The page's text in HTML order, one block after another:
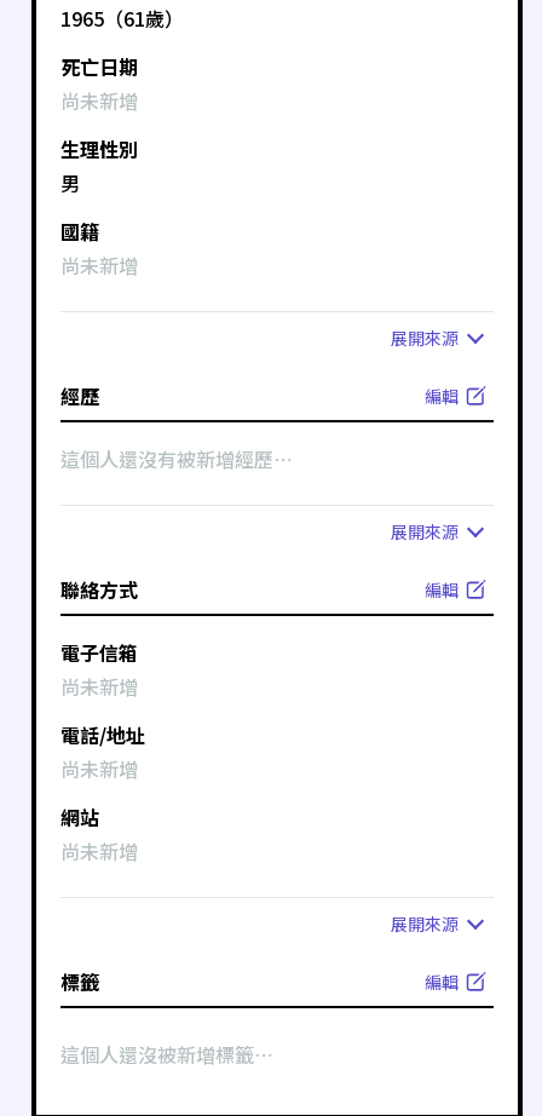
1965（61歲）
死亡日期
尚未新增
生理性別
男
國籍
尚未新增
展開來源
經歷 編輯
這個人還沒有被新增經歷⋯
展開來源
聯絡方式 編輯
電子信箱
尚未新增
電話/地址
尚未新增
網站
尚未新增
展開來源
標籤 編輯
這個人還沒被新增標籤⋯